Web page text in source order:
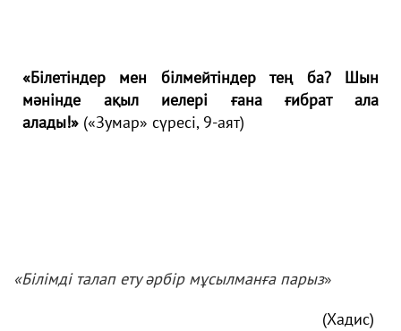
«Білетіндер мен білмейтіндер тең ба? Шын
мәнінде ақыл иелері ғана ғибрат ала
алады!» («Зумар» сүресі, 9-аят)
«Білімді талап ету әрбір мұсылманға парыз»
(Хадис)